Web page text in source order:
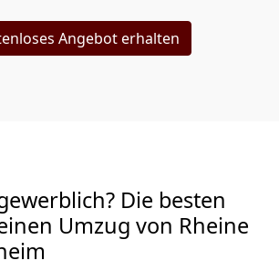
Angebot erhalten
Die besten
Umzug von Rheine